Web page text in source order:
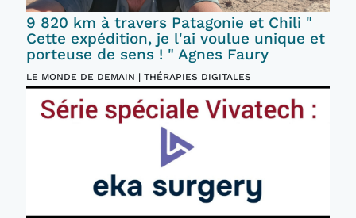
9 820 km à travers Patagonie et Chili "
Cette expédition, je l'ai voulue unique et
porteuse de sens ! " Agnes Faury
LE MONDE DE DEMAIN | THÉRAPIES DIGITALES